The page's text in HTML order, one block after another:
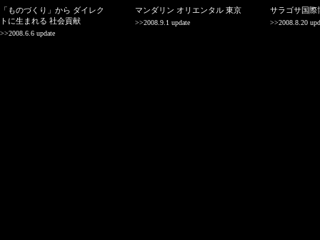
「ものづくり」から ダイレク
トに生まれる 社会貢献
>>2008.6.6 update
マンダリン オリエンタル 東京
>>2008.9.1 update
サラゴサ国際
>>2008.8.20